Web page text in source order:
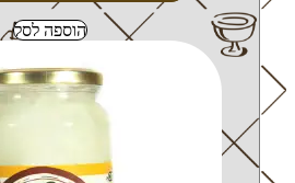
הוספה לסל